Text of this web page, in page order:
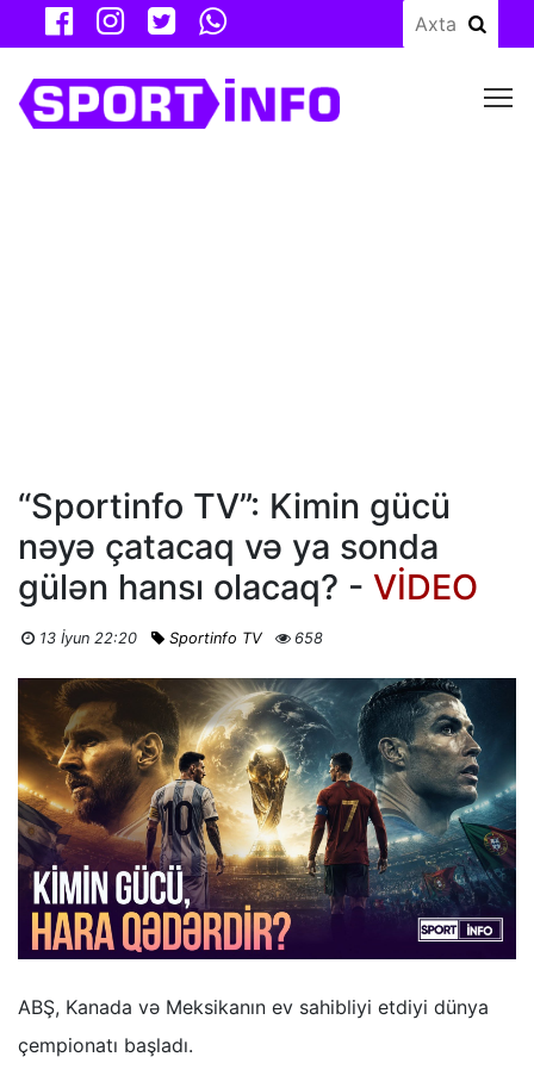
“Sportinfo TV”: Kimin gücü
nəyə çatacaq və ya sonda
gülən hansı olacaq? - VİDEO
13 İyun 22:20 Sportinfo TV 658
ABŞ, Kanada və Meksikanın ev sahibliyi etdiyi dünya
çempionatı başladı.